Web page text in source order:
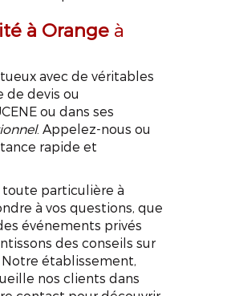
de qualité
NOUS !
à Orangeà
avec de véritables
de devis ou
ou dans ses
. Appelez-nous ou
rapide et
particulière à
à vos questions, que
événements privés
des conseils sur
établissement,
nos clients dans